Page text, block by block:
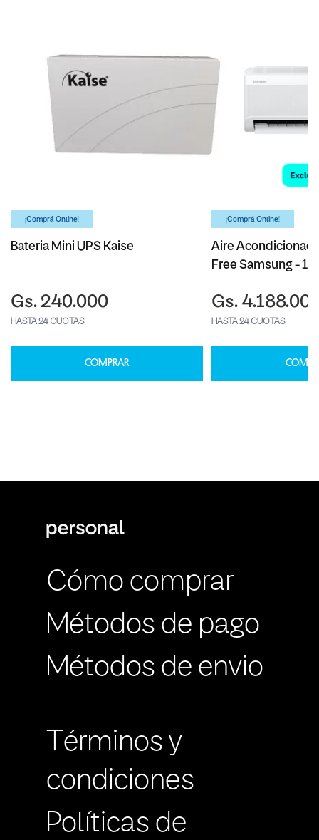
¡Comprá Online!
Bateria Mini UPS Kaise
Gs. 240.000
HASTA 24 CUOTAS
COMPRAR
¡Comprá Online!
Aire
Free Samsung -
Gs.
HASTA 24 CUOTAS
Cómo comprar
Métodos de pago
Métodos de envio
Términos y
condiciones
Políticas de